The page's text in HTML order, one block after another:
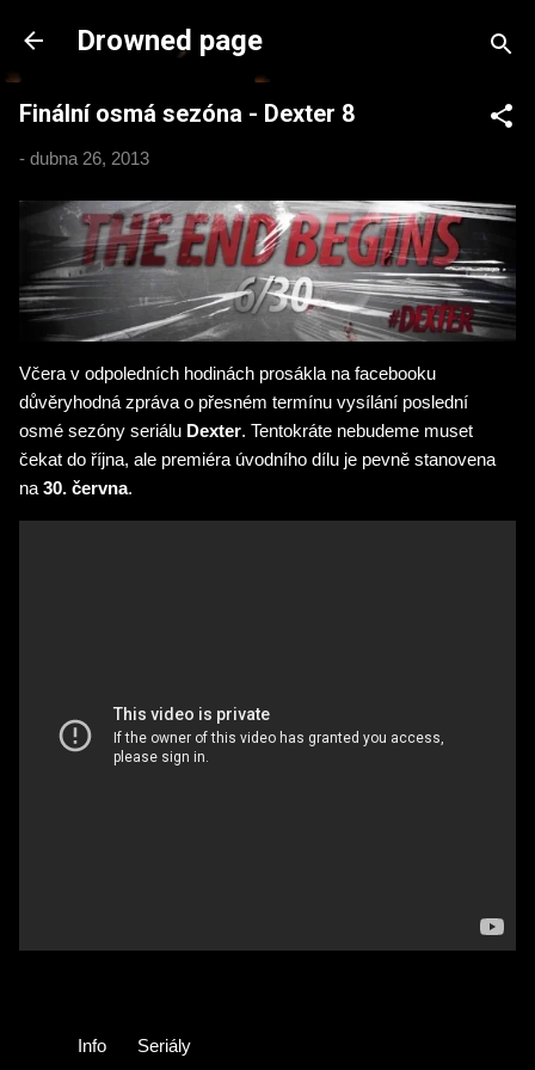
Přeskočit na hlavní obsah
Drowned page
Finální osmá sezóna - Dexter 8
- dubna 26, 2013
Včera v odpoledních hodinách prosákla na facebooku
důvěryhodná zpráva o přesném termínu vysílání poslední
osmé sezóny seriálu Dexter. Tentokráte nebudeme muset
čekat do října, ale premiéra úvodního dílu je pevně stanovena
na30. června.
Info Seriály